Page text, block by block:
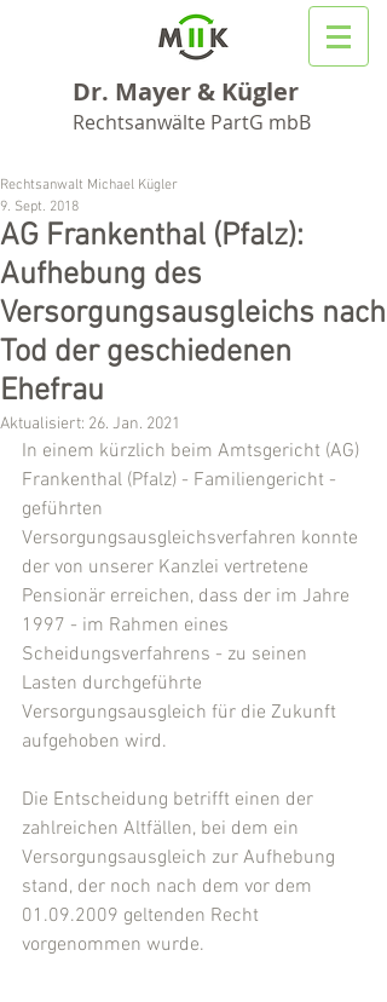
Dr. Mayer & Kügler
Rechtsanwälte PartG mbB
AG Frankenthal (Pfalz):
Aufhebung des
Versorgungsausgleichs nach
Tod der geschiedenen
Ehefrau
Rechtsanwalt Michael Kügler
9. Sept. 2018
Aktualisiert: 26. Jan. 2021
In einem kürzlich beim Amtsgericht (AG)
Frankenthal (Pfalz) - Familiengericht -
geführten
Versorgungsausgleichsverfahren konnte
der von unserer Kanzlei vertretene
Pensionär erreichen, dass der im Jahre
1997 - im Rahmen eines
Scheidungsverfahrens - zu seinen
Lasten durchgeführte
Versorgungsausgleich für die Zukunft
aufgehoben wird.
Die Entscheidung betrifft einen der
zahlreichen Altfällen, bei dem ein
Versorgungsausgleich zur Aufhebung
stand, der noch nach dem vor dem
01.09.2009 geltenden Recht
vorgenommen wurde.